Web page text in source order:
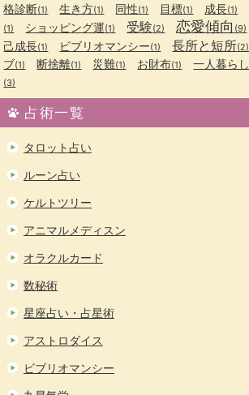
格診断(1) 生き方(1) 同性(1) 目標(1) 成長(1)
(1) ショッピング運(1) 受験(2) 恋愛傾向 (9)
己成長(1) ビブリオマンシー(1) 長所と短所(2)
ブ(1) 断捨離(1) 災難(1) お財布(1) 一人暮らし
(3)
占術一覧
タロット占い
ルーン占い
ケルトツリー
アニマルメディスン
オラクルカード
数秘術
星座占い・占星術
アストロダイス
ビブリオマンシー